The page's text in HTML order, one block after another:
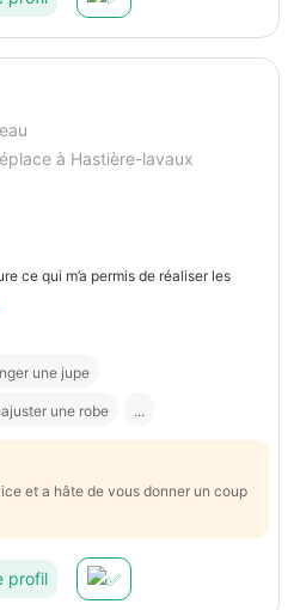
à Hastière-lavaux
ce qui m’a permis de réaliser les
une jupe
une robe ...
et a hâte de vous donner un coup
profil